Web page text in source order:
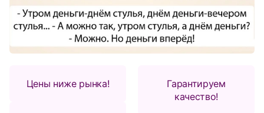
Цены ниже рынка!
Гарантируем
качество!